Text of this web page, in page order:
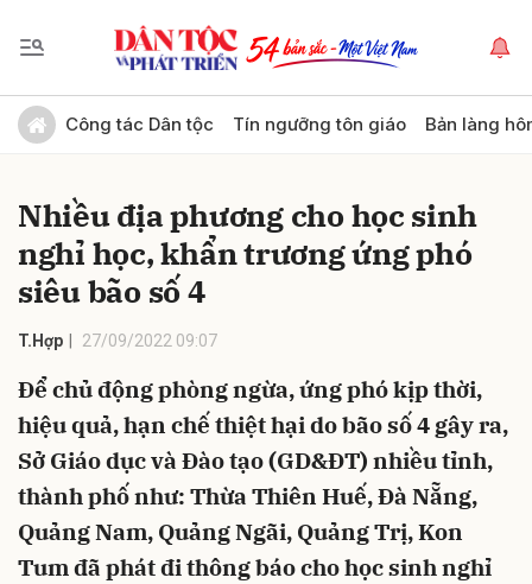
Công tác Dân tộc Tín ngưỡng tôn giáo Bản làng
Nhiều địa phương cho học sinh
nghỉ học, khẩn trương ứng phó
siêu bão số 4
T.Hợp 27/09/2022 09:07
Để chủ động phòng ngừa, ứng phó kịp thời,
hiệu quả, hạn chế thiệt hại do bão số 4 gây ra,
Sở Giáo dục và Đào tạo (GD&ĐT) nhiều tỉnh,
thành phố như: Thừa Thiên Huế, Đà Nẵng,
Quảng Nam, Quảng Ngãi, Quảng Trị, Kon
Tum đã phát đi thông báo cho học sinh nghỉ
Gửi bình luận